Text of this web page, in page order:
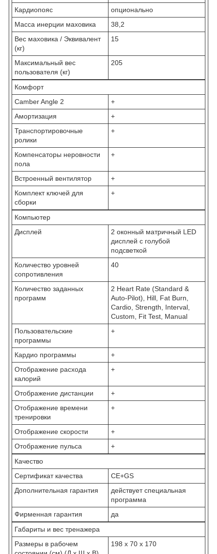
Кардиопояс
опционально
Масса инерции маховика
38,2
Вес маховика / Эквивалент
(кг)
15
Максимальный вес
пользователя (кг)
205
Комфорт
Camber Angle 2
+
Амортизация
+
Транспортировочные
ролики
+
Компенсаторы неровности
пола
+
Встроенный вентилятор
+
Комплект ключей для
сборки
+
Компьютер
Дисплей
2 оконный матричный LED
дисплей с голубой
подсветкой
Количество уровней
сопротивления
40
Количество заданных
программ
2 Heart Rate (Standard &
Auto-Pilot), Hill, Fat Burn,
Cardio, Strength, Interval,
Custom, Fit Test, Manual
Пользовательские
программы
+
Кардио программы
+
Отображение расхода
калорий
+
Отображение дистанции
+
Отображение времени
тренировки
+
Отображение скорости
+
Отображение пульса
+
Качество
Сертификат качества
CE+GS
Дополнительная гарантия
действует специальная
программа
Фирменная гарантия
да
Габариты и вес тренажера
Размеры в рабочем
198 x 70 x 170